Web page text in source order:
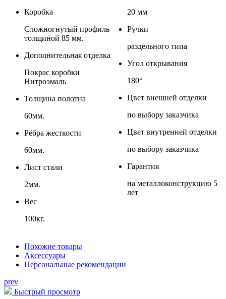
Коробка
Сложногнутый профиль
толщиной 85 мм.
Дополнительная отделка
Покрас коробки
Нитроэмаль
Толщина полотна
60мм.
Рёбра жесткости
60мм.
Лист стали
2мм.
Вес
100кг.
20 мм
Ручки
раздельного типа
Угол открывания
180°
Цвет внешней отделки
по выбору заказчика
Цвет внутренней отделки
по выбору заказчика
Гарантия
на металлоконструкцию 5
лет
Похожие товары
Аксессуары
Персональные рекомендации
prev
Быстрый просмотр